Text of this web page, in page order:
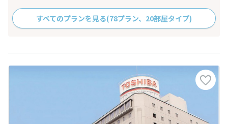
すべてのプランを見る(78プラン、20部屋タイプ)